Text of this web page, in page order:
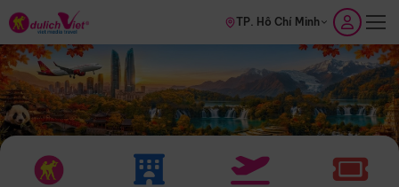
TP. Hồ Chí Minh